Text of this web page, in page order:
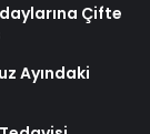
Çifte
Ayındaki